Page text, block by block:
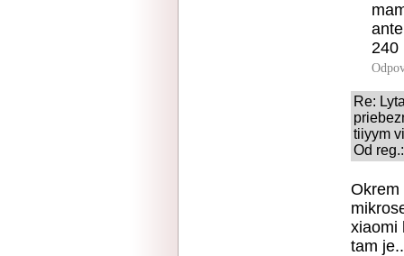
240
Re:
tiiyym
Od
Okrem
xiaomi
tam